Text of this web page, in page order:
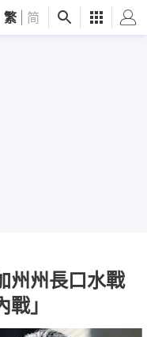
繁 简
州州長口水戰
」